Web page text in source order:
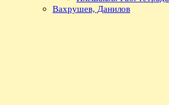
Вахрушев, Данилов